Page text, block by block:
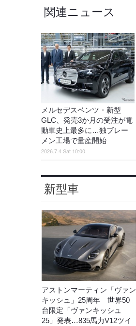
関連ニュース
メルセデスベンツ・新型
GLC、発売3か月の受注が電
動車史上最多に…独ブレー
メン工場で量産開始
2026.7.4 Sat 10:00
新型車
アストンマーティン「ヴァン
キッシュ」25周年 世界50
台限定「ヴァンキッシュ
25」発表…835馬力V12ツイ